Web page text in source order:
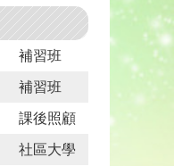
補習班
補習班
課後照顧
社區大學